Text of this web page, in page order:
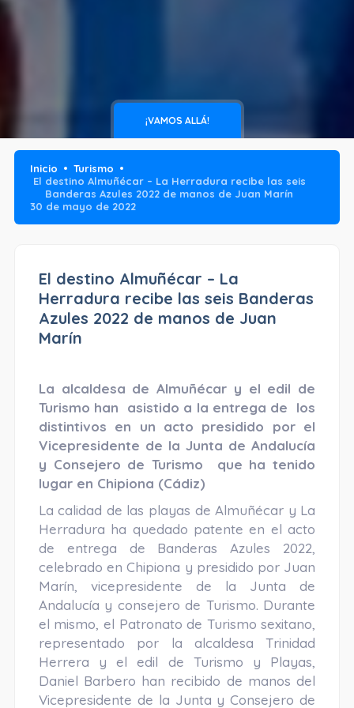
¡VAMOS ALLÁ!
Inicio
Turismo
El destino Almuñécar – La Herradura recibe las seis
Banderas Azules 2022 de manos de Juan Marín
30 de mayo de 2022
El destino Almuñécar – La
Herradura recibe las seis Banderas
Azules 2022 de manos de Juan
Marín
La alcaldesa de Almuñécar y el edil de
Turismo han asistido a la entrega de los
distintivos en un acto presidido por el
Vicepresidente de la Junta de Andalucía
y Consejero de Turismo que ha tenido
lugar en Chipiona (Cádiz)
La calidad de las playas de Almuñécar y La
Herradura ha quedado patente en el acto
de entrega de Banderas Azules 2022,
celebrado en Chipiona y presidido por Juan
Marín, vicepresidente de la Junta de
Andalucía y consejero de Turismo. Durante
el mismo, el Patronato de Turismo sexitano,
representado por la alcaldesa Trinidad
Herrera y el edil de Turismo y Playas,
Daniel Barbero han recibido de manos del
Vicepresidente de la Junta y Consejero de